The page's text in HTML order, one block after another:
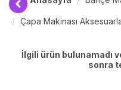
Çapa Makinası
İlgili ürün bulunamadı
sonra